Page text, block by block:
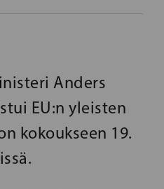
Anders
EU:n yleisten
kokoukseen 19.